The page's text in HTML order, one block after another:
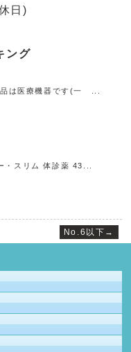
日)
ング
品は医療機器です(一 ...
・スリム 体診薬 43...
No.6以下→